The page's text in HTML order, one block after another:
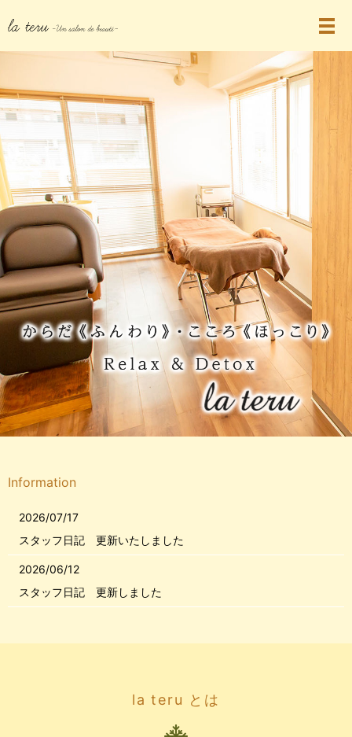
Information
2026/07/17
スタッフ日記 更新いたしました
2026/06/12
スタッフ日記 更新しました
スタッフ日記更新いたしました
スタッフ日記 更新いたしました
la teru とは